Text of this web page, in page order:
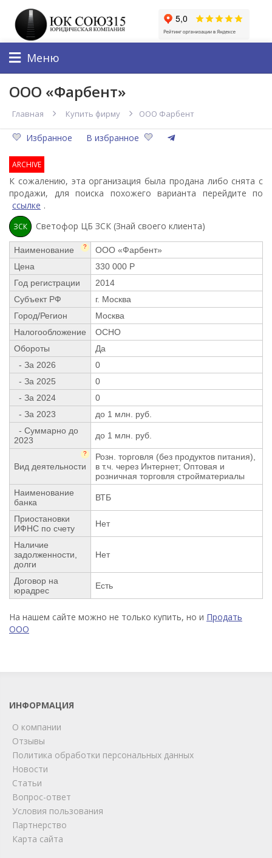
Меню
ООО «Фарбент»
Главная Купить фирму ООО Фарбент
Избранное В избранное
ARCHIVE
К сожалению, эта организация была продана либо снята с
продажи, для поиска похожего варианта перейдите по
ссылке .
ЗСК Светофор ЦБ ЗСК (Знай своего клиента)
Наименование ?
ООО «Фарбент»
Цена
330 000 Р
Год регистрации
2014
Субъект РФ
г. Москва
Город/Регион
Москва
Налогообложение
ОСНО
Обороты
Да
- За 2026
0
- За 2025
0
- За 2024
0
- За 2023
до 1 млн. руб.
- Суммарно до
2023
до 1 млн. руб.
Вид деятельности
?
Розн. торговля (без продуктов питания),
в т.ч. через Интернет; Оптовая и
розничная торговля стройматериалы
Наименование
банка
ВТБ
Приостановки
ИФНС по счету
Нет
Наличие
задолженности,
долги
Нет
Договор на
юрадрес
Есть
На нашем сайте можно не только купить, но и Продать
ООО
ИНФОРМАЦИЯ
О компании
Отзывы
Политика обработки персональных данных
Новости
Статьи
Вопрос-ответ
Условия пользования
Партнерство
Карта сайта
online